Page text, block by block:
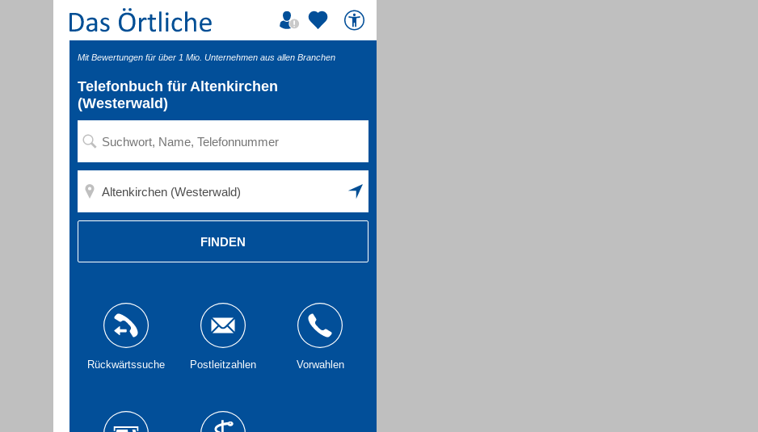
Mit Bewertungen für über 1 Mio. Unternehmen aus allen Branchen
Telefonbuch für Altenkirchen
(Westerwald)
FINDEN
Rückwärtssuche Postleitzahlen Vorwahlen